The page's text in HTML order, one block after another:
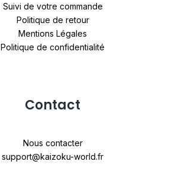
Suivi de votre commande
Politique de retour
Mentions Légales
Politique de confidentialité
Contact
Nous contacter
support@kaizoku-world.fr